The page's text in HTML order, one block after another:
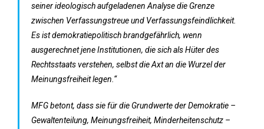
seiner ideologisch aufgeladenen Analyse die Grenze
zwischen Verfassungstreue und Verfassungsfeindlichkeit.
Es ist demokratiepolitisch brandgefährlich, wenn
ausgerechnet jene Institutionen, die sich als Hüter des
Rechtsstaats verstehen, selbst die Axt an die Wurzel der
Meinungsfreiheit legen.“
MFG betont, dass sie für die Grundwerte der Demokratie –
Gewaltenteilung, Meinungsfreiheit, Minderheitenschutz –